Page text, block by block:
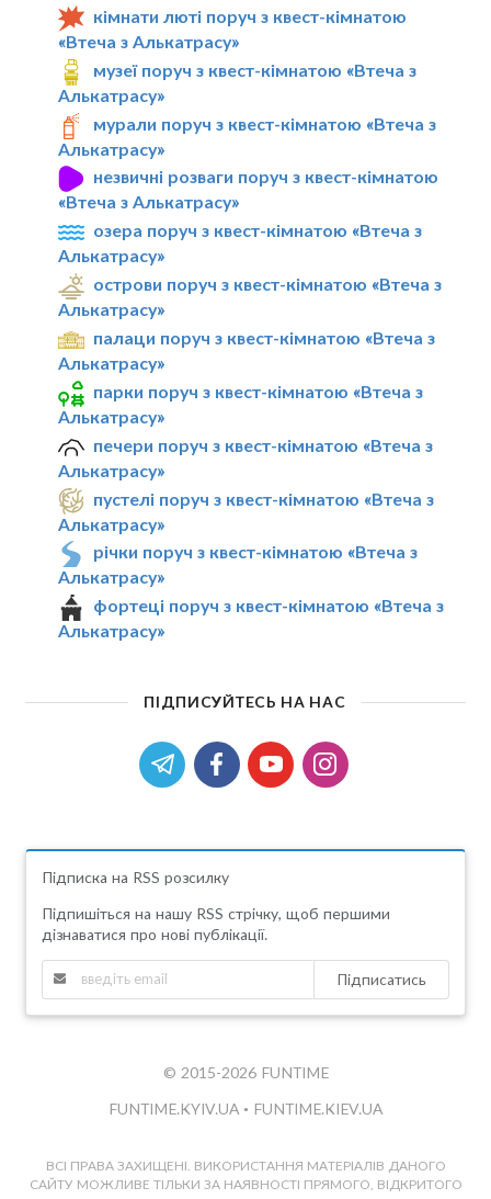
кімнати люті поруч з квест-кімнатою
«Втеча з Алькатрасу»
музеї поруч з квест-кімнатою «Втеча з
Алькатрасу»
мурали поруч з квест-кімнатою «Втеча з
Алькатрасу»
незвичні розваги поруч з квест-кімнатою
«Втеча з Алькатрасу»
озера поруч з квест-кімнатою «Втеча з
Алькатрасу»
острови поруч з квест-кімнатою «Втеча з
Алькатрасу»
палаци поруч з квест-кімнатою «Втеча з
Алькатрасу»
парки поруч з квест-кімнатою «Втеча з
Алькатрасу»
печери поруч з квест-кімнатою «Втеча з
Алькатрасу»
пустелі поруч з квест-кімнатою «Втеча з
Алькатрасу»
річки поруч з квест-кімнатою «Втеча з
Алькатрасу»
фортеці поруч з квест-кімнатою «Втеча з
Алькатрасу»
ПІДПИСУЙТЕСЬ НА НАС
Підписка на RSS розсилку
Підпишіться на нашу RSS стрічку, щоб першими
дізнаватися про нові публікації.
Підписатись
© 2015-2026 FUNTIME
FUNTIME.KYIV.UA • FUNTIME.KIEV.UA
ВСІ ПРАВА ЗАХИЩЕНІ. ВИКОРИСТАННЯ МАТЕРІАЛІВ ДАНОГО
САЙТУ МОЖЛИВЕ ТІЛЬКИ ЗА НАЯВНОСТІ ПРЯМОГО, ВІДКРИТОГО